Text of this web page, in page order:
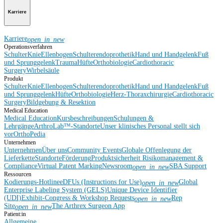
Karriere
Karriereopen_in_new
Operationsverfahren
SchulterKnieEllenbogenSchulterendoprothetikHand und HandgelenkFuß
und SprunggelenkTraumaHüfteOrthobiologieCardiothoracic
SurgeryWirbelsäule
Produkt
SchulterKnieEllenbogenSchulterendoprothetikHand und HandgelenkFuß
und SprunggelenkHüfteOrthobiologieHerz-ThoraxchirurgieCardiothoracic
SurgeryBildgebung & Resektion
Medical Education
Medical EducationKursbeschreibungenSchulungen &
LehrgängeArthroLab™-StandorteUnser klinisches Personal stellt sich
vorOrthoPedia
Unternehmen
UnternehmenÜber unsCommunity EventsGlobale Offenlegung der
LieferketteStandorteFörderungProduktsicherheit Risikomanagement &
ComplianceVirtual Patent MarkingNewsroomopen_in_newSBA Support
Ressourcen
Kodierungs-HotlineeDFUs (Instructions for Use)open_in_newGlobal
Enterprise Labeling System (GELS)Unique Device Identifier
(UDI)Exhibit-Congress & Workshop Requestsopen_in_newRep
Siteopen_in_newThe Arthrex Surgeon App
Patient:in